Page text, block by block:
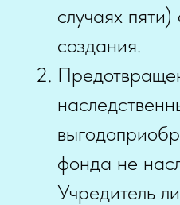
случаях
создания.
фонда не
Учредитель